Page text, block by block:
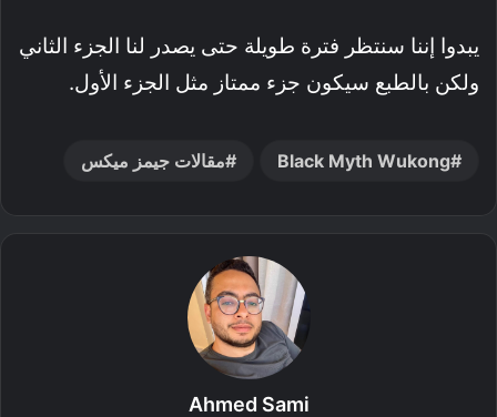
يبدوا إننا سنتظر فترة طويلة حتى يصدر لنا الجزء الثاني
ولكن بالطبع سيكون جزء ممتاز مثل الجزء الأول.
Black Myth Wukong مقالات جيمز ميكس
Ahmed Sami